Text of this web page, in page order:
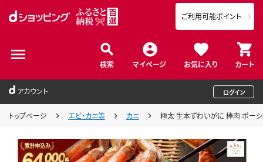
検索 マイページ お気に入り カート
ご利用可能ポイント
アカウント ログイン
トップページ エビ・カニ等 カニ 極太 生本ずわいがに 棒肉 ポー